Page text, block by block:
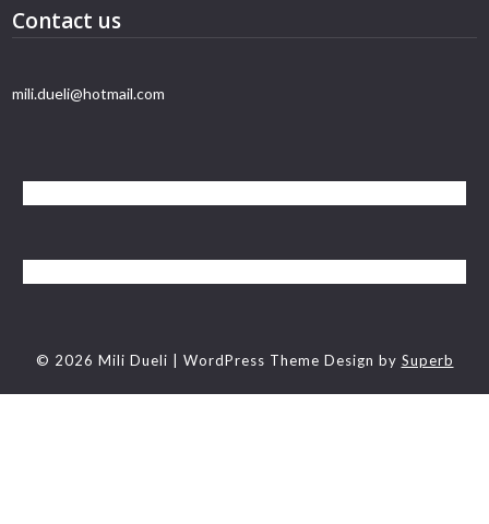
Contact us
mili.dueli@hotmail.com
© 2026 Mili Dueli | WordPress Theme Design by Superb